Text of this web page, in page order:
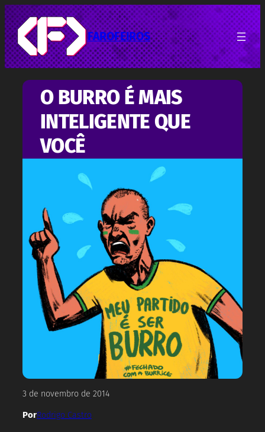
Pular
para
o
conteúdo
FAROFEIROS
O BURRO É MAIS
INTELIGENTE QUE
VOCÊ
3 de novembro de 2014
PorRodrigo Castro